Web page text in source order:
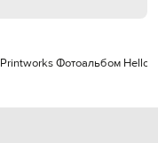
Printworks Фотоальбом Hello